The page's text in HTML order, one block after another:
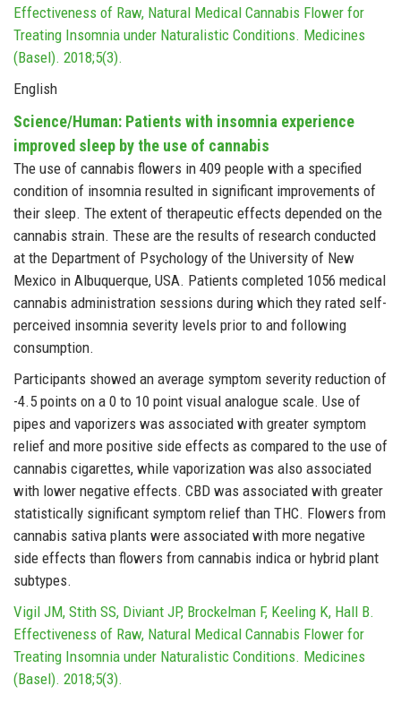
Effectiveness of Raw, Natural Medical Cannabis Flower for
Treating Insomnia under Naturalistic Conditions. Medicines
(Basel). 2018;5(3).
English
Science/Human: Patients with insomnia experience
improved sleep by the use of cannabis
The use of cannabis flowers in 409 people with a specified
condition of insomnia resulted in significant improvements of
their sleep. The extent of therapeutic effects depended on the
cannabis strain. These are the results of research conducted
at the Department of Psychology of the University of New
Mexico in Albuquerque, USA. Patients completed 1056 medical
cannabis administration sessions during which they rated self-
perceived insomnia severity levels prior to and following
consumption.
Participants showed an average symptom severity reduction of
-4.5 points on a 0 to 10 point visual analogue scale. Use of
pipes and vaporizers was associated with greater symptom
relief and more positive side effects as compared to the use of
cannabis cigarettes, while vaporization was also associated
with lower negative effects. CBD was associated with greater
statistically significant symptom relief than THC. Flowers from
cannabis sativa plants were associated with more negative
side effects than flowers from cannabis indica or hybrid plant
subtypes.
Vigil JM, Stith SS, Diviant JP, Brockelman F, Keeling K, Hall B.
Effectiveness of Raw, Natural Medical Cannabis Flower for
Treating Insomnia under Naturalistic Conditions. Medicines
(Basel). 2018;5(3).